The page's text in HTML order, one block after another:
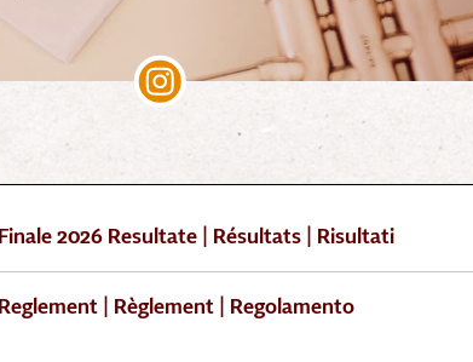
Finale 2026 Resultate | Résultats | Risultati
Reglement | Règlement | Regolamento